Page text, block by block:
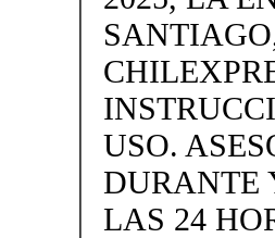
USO.
DURANTE
LAS 24